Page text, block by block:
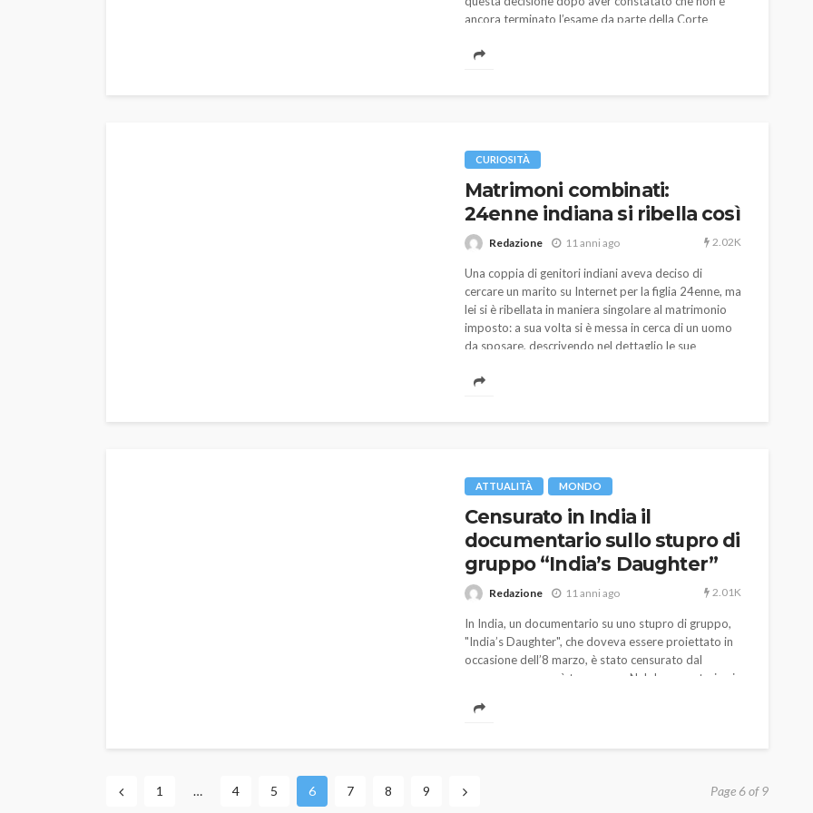
ancora terminato l’esame da parte della Corte
CURIOSITÀ
Matrimoni combinati:
24enne indiana si ribella così
Redazione 11 anni ago 2.02K
Una coppia di genitori indiani aveva deciso di
cercare un marito su Internet per la figlia 24enne, ma
lei si è ribellata in maniera singolare al matrimonio
imposto: a sua volta si è messa in cerca di un uomo
da sposare, descrivendo nel dettaglio le sue
ATTUALITÀ MONDO
Censurato in India il
documentario sullo stupro di
gruppo “India’s Daughter”
Redazione 11 anni ago 2.01K
In India, un documentario su uno stupro di gruppo,
"India’s Daughter", che doveva essere proiettato in
occasione dell’8 marzo, è stato censurato dal
governo e non sarà trasmesso. Nel documentario si
dicembre del 2012 a Delhi.
1 … 4 5 6 7 8 9 Page 6 of 9